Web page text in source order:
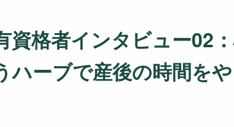
資格者インタビュー02
ハーブで産後の時間を